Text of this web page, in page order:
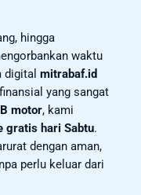
hingga
waktu
digital mitrabaf.id
yang sangat
motor, kami
gratis hari Sabtu.
dengan aman,
perlu keluar dari